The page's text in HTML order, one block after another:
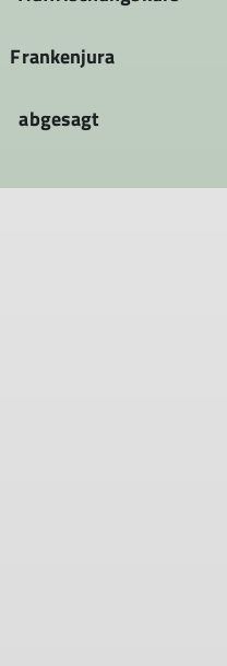
Frankenjura
abgesagt